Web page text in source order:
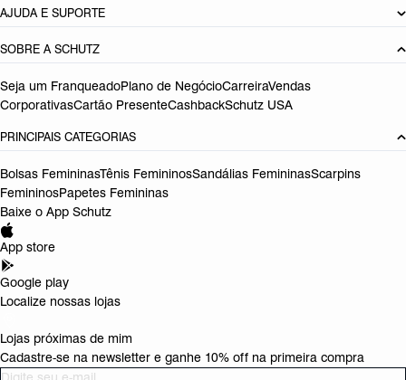
AJUDA E SUPORTE
SOBRE A SCHUTZ
Seja um FranqueadoPlano de NegócioCarreiraVendas
CorporativasCartão PresenteCashbackSchutz USA
PRINCIPAIS CATEGORIAS
Bolsas FemininasTênis FemininosSandálias FemininasScarpins
FemininosPapetes Femininas
Baixe o App Schutz
App store
Google play
Localize nossas lojas
Lojas próximas de mim
Cadastre-se na newsletter e ganhe 10% off na primeira compra